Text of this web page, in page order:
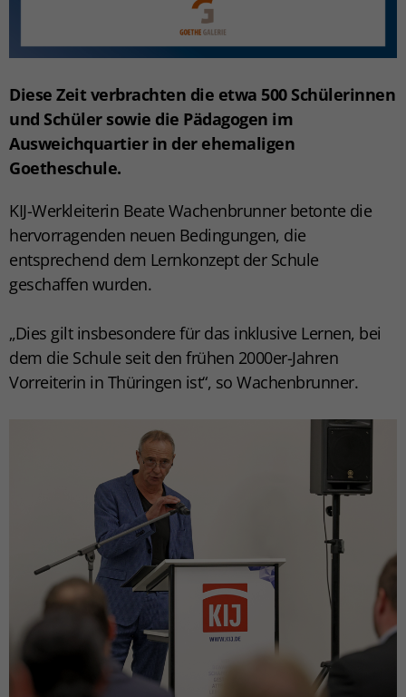
Diese Zeit verbrachten die etwa 500 Schülerinnen
und Schüler sowie die Pädagogen im
Ausweichquartier in der ehemaligen
Goetheschule.
KIJ-Werkleiterin Beate Wachenbrunner betonte die
hervorragenden neuen Bedingungen, die
entsprechend dem Lernkonzept der Schule
geschaffen wurden.
„Dies gilt insbesondere für das inklusive Lernen, bei
dem die Schule seit den frühen 2000er-Jahren
Vorreiterin in Thüringen ist“, so Wachenbrunner.